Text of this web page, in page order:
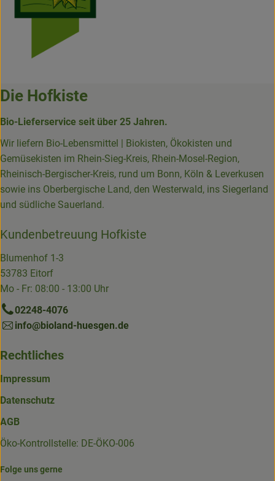
Die Hofkiste
Bio-Lieferservice seit über 25 Jahren.
Wir liefern Bio-Lebensmittel | Biokisten, Ökokisten und
Gemüsekisten im Rhein-Sieg-Kreis, Rhein-Mosel-Region,
Rheinisch-Bergischer-Kreis, rund um Bonn, Köln & Leverkusen
sowie ins Oberbergische Land, den Westerwald, ins Siegerland
und südliche Sauerland.
Kundenbetreuung Hofkiste
Blumenhof 1-3
53783 Eitorf
Mo - Fr: 08:00 - 13:00 Uhr
02248-4076
info@bioland-huesgen.de
Rechtliches
Impressum
Datenschutz
AGB
Öko-Kontrollstelle: DE-ÖKO-006
Folge uns gerne